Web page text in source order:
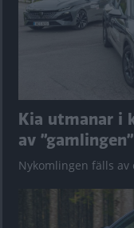
Kia utmanar i
av ”gamlingen”
Nykomlingen fälls av